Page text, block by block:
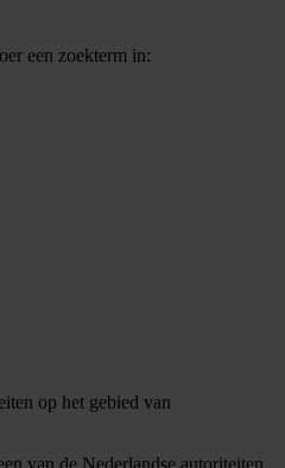
een zoekterm in:
op het gebied van
van de Nederlandse autoriteiten